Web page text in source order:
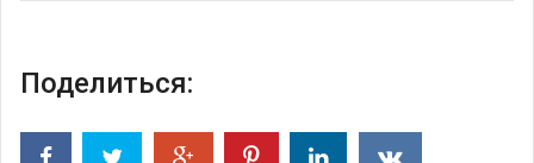
Поделиться: